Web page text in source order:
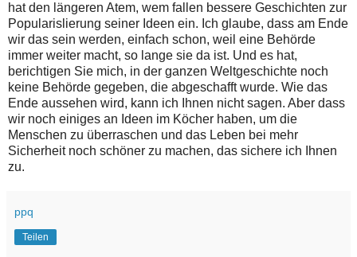
hat den längeren Atem, wem fallen bessere Geschichten zur
Popularislierung seiner Ideen ein. Ich glaube, dass am Ende
wir das sein werden, einfach schon, weil eine Behörde
immer weiter macht, so lange sie da ist. Und es hat,
berichtigen Sie mich, in der ganzen Weltgeschichte noch
keine Behörde gegeben, die abgeschafft wurde. Wie das
Ende aussehen wird, kann ich Ihnen nicht sagen. Aber dass
wir noch einiges an Ideen im Köcher haben, um die
Menschen zu überraschen und das Leben bei mehr
Sicherheit noch schöner zu machen, das sichere ich Ihnen
zu.
ppq
Teilen